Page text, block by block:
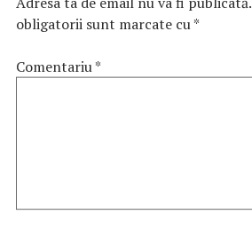
obligatorii sunt marcate cu*
Comentariu*